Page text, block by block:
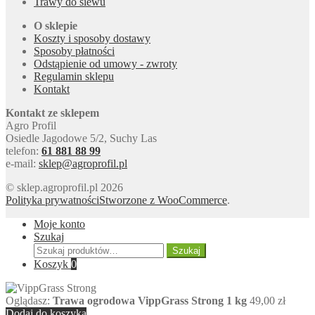
O sklepie
Koszty i sposoby dostawy
Sposoby płatności
Odstąpienie od umowy - zwroty
Regulamin sklepu
Kontakt
Kontakt ze sklepem
Agro Profil
Osiedle Jagodowe 5/2, Suchy Las
telefon: 61 881 88 99
e-mail: sklep@agroprofil.pl
© sklep.agroprofil.pl 2026
Polityka prywatnościStworzone z WooCommerce.
Moje konto
Szukaj
Szukaj:
Szukaj
Koszyk 0
Oglądasz: Trawa ogrodowa VippGrass Strong 1 kg 49,00 zł